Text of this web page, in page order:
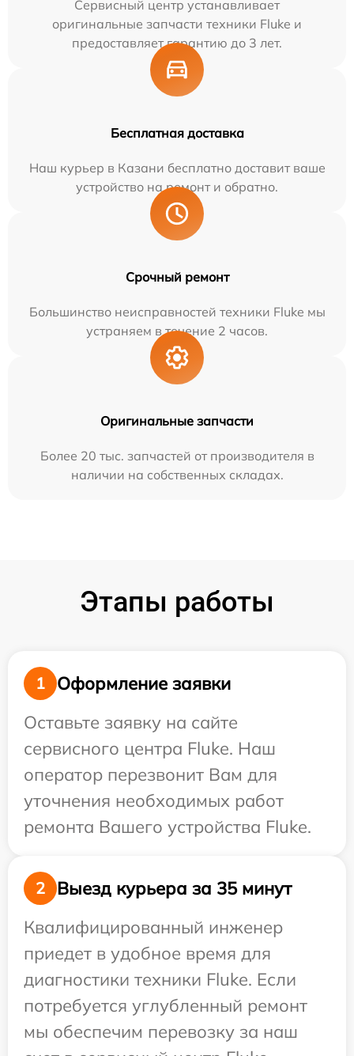
Сервисный центр устанавливает
оригинальные запчасти техники Fluke и
предоставляет гарантию до 3 лет.
Бесплатная доставка
Наш курьер в Казани бесплатно доставит ваше
устройство на ремонт и обратно.
Срочный ремонт
Большинство неисправностей техники Fluke мы
устраняем в течение 2 часов.
Оригинальные запчасти
Более 20 тыс. запчастей от производителя в
наличии на собственных складах.
Этапы работы
1
Оформление заявки
Оставьте заявку на сайте
сервисного центра Fluke. Наш
оператор перезвонит Вам для
уточнения необходимых работ
ремонта Вашего устройства Fluke.
2
Выезд курьера за 35 минут
Квалифицированный инженер
приедет в удобное время для
диагностики техники Fluke. Если
потребуется углубленный ремонт
мы обеспечим перевозку за наш